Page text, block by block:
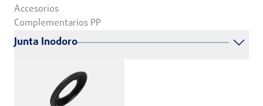
Accesorios
Complementarios PP
Junta Inodoro